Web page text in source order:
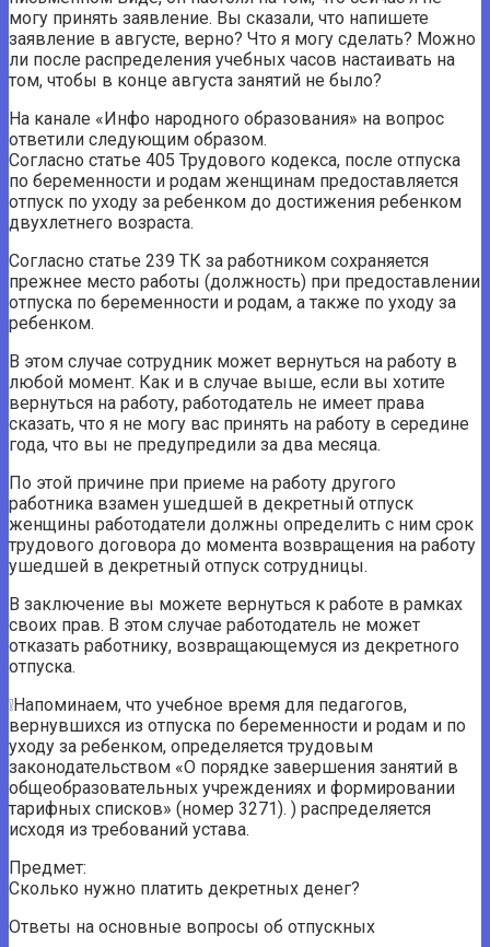
могу принять заявление. Вы сказали, что напишете
заявление в августе, верно? Что я могу сделать? Можно
ли после распределения учебных часов настаивать на
том, чтобы в конце августа занятий не было?
На канале «Инфо народного образования» на вопрос
ответили следующим образом.
Согласно статье 405 Трудового кодекса, после отпуска
по беременности и родам женщинам предоставляется
отпуск по уходу за ребенком до достижения ребенком
двухлетнего возраста.
Согласно статье 239 ТК за работником сохраняется
прежнее место работы (должность) при предоставлении
отпуска по беременности и родам, а также по уходу за
ребенком.
В этом случае сотрудник может вернуться на работу в
любой момент. Как и в случае выше, если вы хотите
вернуться на работу, работодатель не имеет права
сказать, что я не могу вас принять на работу в середине
года, что вы не предупредили за два месяца.
По этой причине при приеме на работу другого
работника взамен ушедшей в декретный отпуск
женщины работодатели должны определить с ним срок
трудового договора до момента возвращения на работу
ушедшей в декретный отпуск сотрудницы.
В заключение вы можете вернуться к работе в рамках
своих прав. В этом случае работодатель не может
отказать работнику, возвращающемуся из декретного
отпуска.
❕Напоминаем, что учебное время для педагогов,
вернувшихся из отпуска по беременности и родам и по
уходу за ребенком, определяется трудовым
законодательством «О порядке завершения занятий в
общеобразовательных учреждениях и формировании
тарифных списков» (номер 3271). ) распределяется
исходя из требований устава.
Предмет:
Сколько нужно платить декретных денег?
Ответы на основные вопросы об отпускных